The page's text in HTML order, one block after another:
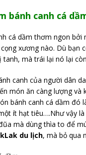
bánh canh cá
cá dầm thơm ngon
xương nào. Dù bạn
tanh, mà trái lại nó lại
canh của người dân
món ăn càng lượng
bánh canh cá dầm đó
ít hạt tiêu….Như vậy
mà dùng thìa to để
du lịch, mà bỏ qua